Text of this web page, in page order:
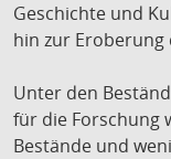
Geschichte und
hin zur Eroberung
Unter den
für die Forschung
Bestände und